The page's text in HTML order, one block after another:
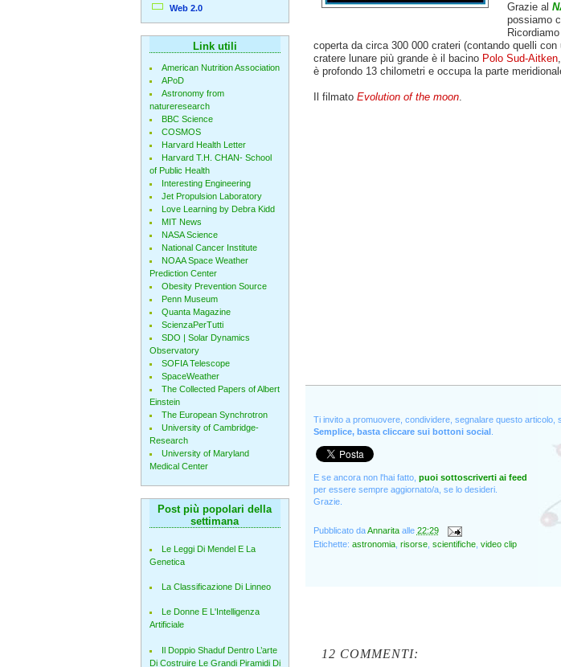
Grazie al
possiamo
coperta da circa 300 000 crateri (contando quelli con
cratere lunare più grande è il bacino Polo Sud-Aitken
è profondo 13 chilometri e occupa la parte
Il filmato Evolution of the moon.
Ti invito a promuovere, condividere, segnalare questo articolo,
Semplice, basta cliccare sui bottoni social.
E se ancora non l'hai fatto, puoi sottoscriverti ai feed
per essere sempre aggiornato/a, se lo desideri.
Grazie.
Pubblicato daAnnarita alle 22:29
Etichette: astronomia, risorse, scientifiche, video clip
12 COMMENTI:
Web 2.0
Link utili
American Nutrition Association
APoD
Astronomy from
natureresearch
BBC Science
COSMOS
Harvard Health Letter
Harvard T.H. CHAN- School
of Public Health
Interesting Engineering
Jet Propulsion Laboratory
Love Learning by Debra Kidd
MIT News
NASA Science
National Cancer Institute
NOAA Space Weather
Prediction Center
Obesity Prevention Source
Penn Museum
Quanta Magazine
ScienzaPerTutti
SDO | Solar Dynamics
Observatory
SOFIA Telescope
SpaceWeather
The Collected Papers of Albert
Einstein
The European Synchrotron
University of Cambridge-
Research
University of Maryland
Medical Center
Post più popolari della
settimana
Le Leggi Di Mendel E La
Genetica
La Classificazione Di Linneo
Le Donne E L'Intelligenza
Artificiale
Il Doppio Shaduf Dentro L’arte
Di Costruire Le Grandi Piramidi Di